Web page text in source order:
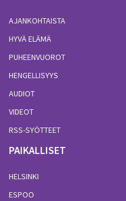
AJANKOHTAISTA
HYVÄ ELÄMÄ
PUHEENVUOROT
HENGELLISYYS
AUDIOT
VIDEOT
RSS-SYÖTTEET
PAIKALLISET
HELSINKI
ESPOO